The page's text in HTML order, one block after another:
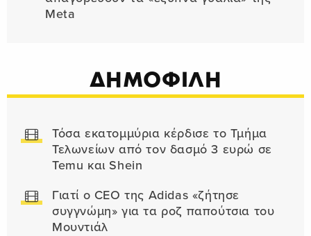
Meta
ΔΗΜΟΦΙΛΗ
Τόσα εκατομμύρια κέρδισε το Τμήμα
Τελωνείων από τον δασμό 3 ευρώ σε
Temu και Shein
Γιατί ο CEO της Adidas «ζήτησε
συγγνώμη» για τα ροζ παπούτσια του
Μουντιάλ